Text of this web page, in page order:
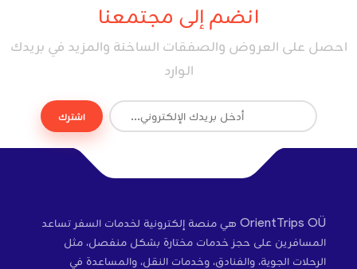
انضم إلى مجتمعنا
احصل على العروض والصفقات الساخنة والمزيد في بريدك
الوارد
اشترك
OrientTrips OÜ هي منصة إلكترونية لخدمات السفر تساعد
المسافرين على حجز خدمات مختارة بشكل منفصل، مثل
الرحلات الجوية، والفنادق، وخدمات النقل، والمساعدة في